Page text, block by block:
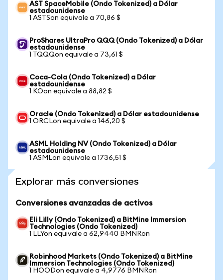
AST SpaceMobile (Ondo Tokenized) a Dólar
estadounidense
1 ASTSon equivale a 70,86 $
ProShares UltraPro QQQ (Ondo Tokenized) a Dólar
estadounidense
1 TQQQon equivale a 73,61 $
Coca-Cola (Ondo Tokenized) a Dólar
estadounidense
1 KOon equivale a 88,82 $
Oracle (Ondo Tokenized) a Dólar estadounidense
1 ORCLon equivale a 146,20 $
ASML Holding NV (Ondo Tokenized) a Dólar
estadounidense
1 ASMLon equivale a 1736,51 $
Explorar más conversiones
Conversiones avanzadas de activos
Eli Lilly (Ondo Tokenized) a BitMine Immersion
Technologies (Ondo Tokenized)
1 LLYon equivale a 62,9440 BMNRon
Robinhood Markets (Ondo Tokenized) a BitMine
Immersion Technologies (Ondo Tokenized)
1 HOODon equivale a 4,9776 BMNRon